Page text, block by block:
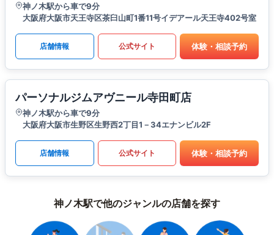
神ノ木駅から車で9分
大阪府大阪市天王寺区茶臼山町1番11号イデアール天王寺402号室
店舗情報 公式サイト 体験・相談予約
パーソナルジムアヴニール寺田町店
神ノ木駅から車で9分
大阪府大阪市生野区生野西2丁目1－34エナンビル2F
店舗情報 公式サイト 体験・相談予約
神ノ木駅で他のジャンルの店舗を探す